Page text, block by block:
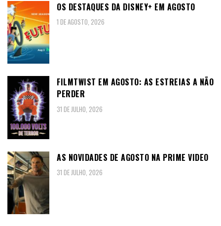
OS DESTAQUES DA DISNEY+ EM AGOSTO
1 DE AGOSTO, 2026
FILMTWIST EM AGOSTO: AS ESTREIAS A NÃO
PERDER
31 DE JULHO, 2026
AS NOVIDADES DE AGOSTO NA PRIME VIDEO
31 DE JULHO, 2026